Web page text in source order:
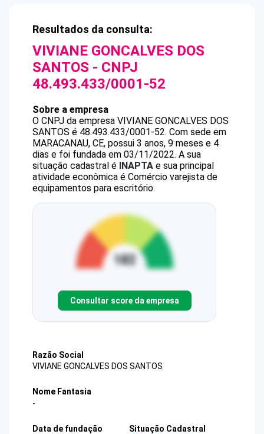
Resultados da consulta:
VIVIANE GONCALVES DOS
SANTOS - CNPJ
48.493.433/0001-52
Sobre a empresa
O CNPJ da empresa VIVIANE GONCALVES DOS
SANTOS é 48.493.433/0001-52. Com sede em
MARACANAU, CE, possui 3 anos, 9 meses e 4
dias e foi fundada em 03/11/2022. A sua
situação cadastral é INAPTA e sua principal
atividade econômica é Comércio varejista de
equipamentos para escritório.
Consultar score da empresa
Razão Social
VIVIANE GONCALVES DOS SANTOS
Nome Fantasia
-
Data de fundação
Situação Cadastral